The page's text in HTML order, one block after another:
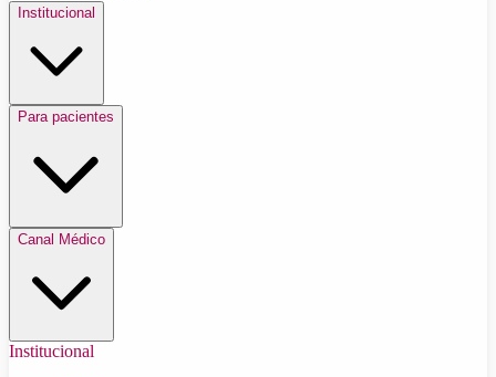
Institucional
Para pacientes
Canal Médico
Institucional